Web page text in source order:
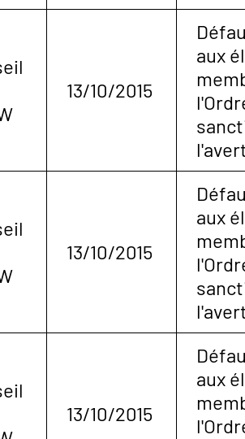
13/10/2015
aux
13/10/2015
aux
13/10/2015
aux